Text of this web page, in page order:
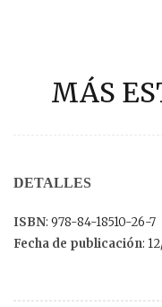
MÁS
DETALLES
ISBN: 978-84-18510-26-7
Fecha de publicación: